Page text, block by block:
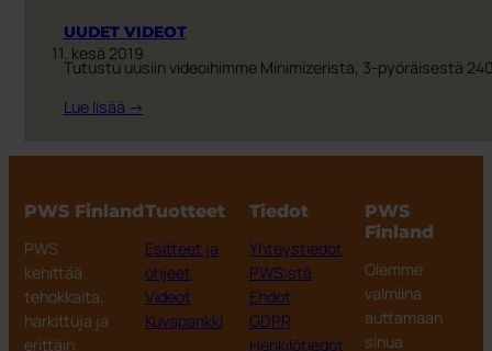
QUATTRO
SELECT
ASTIAN
11. kesä 2019
UUDET VIDEOT
Tutustu uusiin videoihimme Minimizerista, 3-pyöräisestä
Lue lisää →
VIDEOT
PWS Finland
PWS
kehittää
tehokkaita,
harkittuja ja
erittäin
Tuotteet
Esitteet ja
ohjeet
Videot
Kuvapankki
Tiedot
Yhteystiedot
PWS:stä
Ehdot
GDPR
Henkilötiedot
PWS
Finland
Olemme
valmiina
auttamaan
sinua